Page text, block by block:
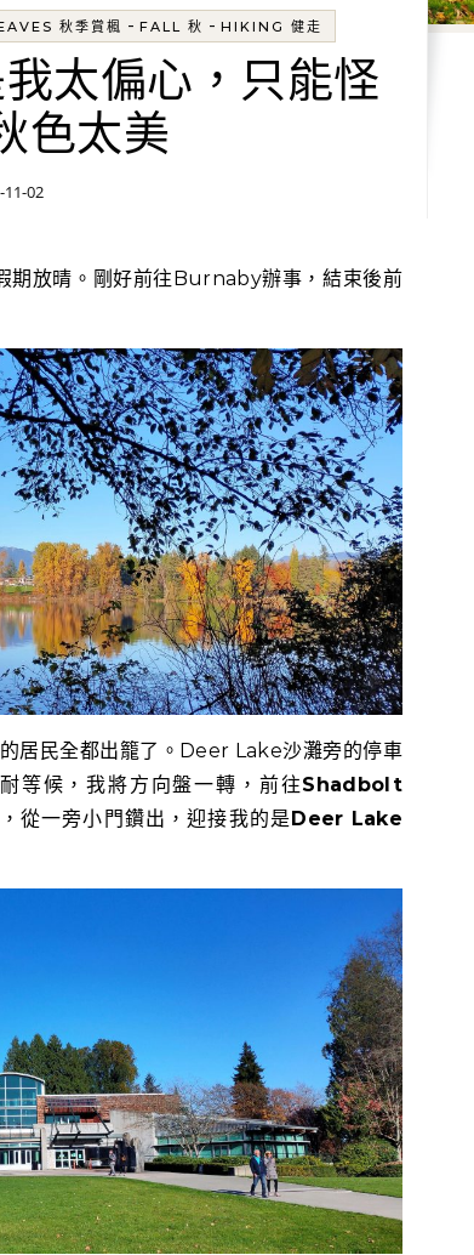
秋季賞楓 - FALL 秋 - HIKING 健走
太偏心，只能怪
色太美
11-02
居民全都出籠了。Deer Lake沙灘旁的停車
等候，我將方向盤一轉，前往Shadbolt
從一旁小門鑽出，迎接我的是Deer Lake